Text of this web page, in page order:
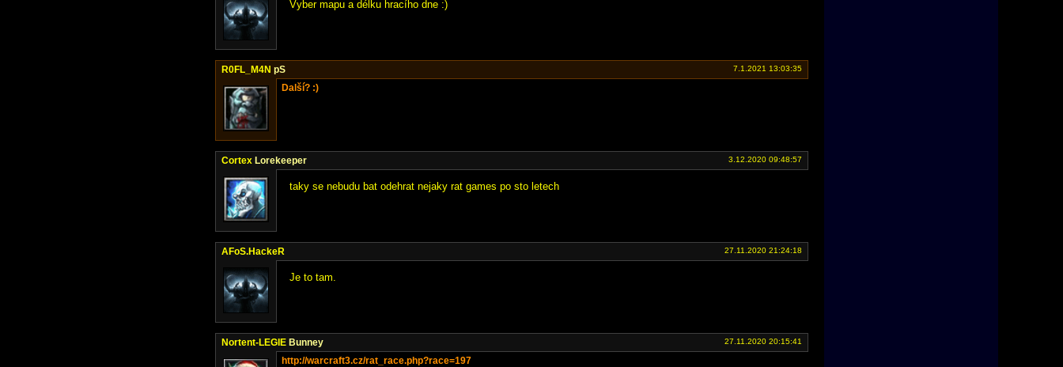
Vyber mapu a délku hracího dne :)
R0FL_M4N pS 7.1.2021 13:03:35
Další? :)
Cortex Lorekeeper 3.12.2020 09:48:57
taky se nebudu bat odehrat nejaky rat games po sto letech
AFoS.HackeR 27.11.2020 21:24:18
Je to tam.
Nortent-LEGIE Bunney 27.11.2020 20:15:41
http://warcraft3.cz/rat_race.php?race=197